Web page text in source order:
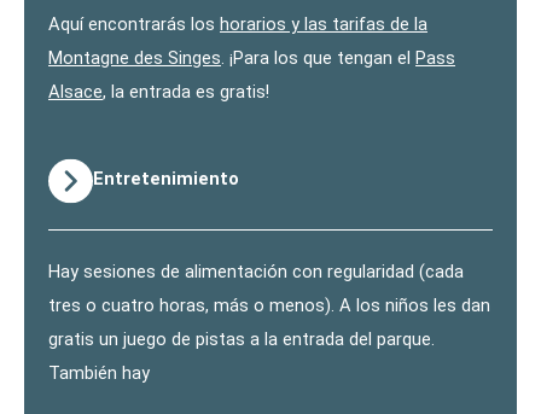
Aquí encontrarás los horarios y las tarifas de la
Montagne des Singes. ¡Para los que tengan el Pass
Alsace, la entrada es gratis!
Entretenimiento
Hay sesiones de alimentación con regularidad (cada
tres o cuatro horas, más o menos). A los niños les dan
gratis un juego de pistas a la entrada del parque.
También hay